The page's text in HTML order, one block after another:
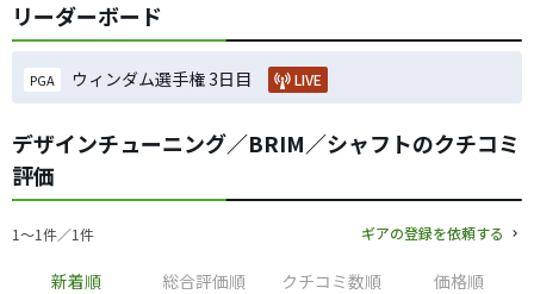
リーダーボード
PGA ウィンダム選手権 3日目 LIVE
デザインチューニング／BRIM／シャフトのクチコミ
評価
1〜1件／1件 ギアの登録を依頼する
新着順 総合評価順 クチコミ数順 価格順